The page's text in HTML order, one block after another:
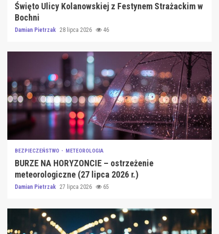
Święto Ulicy Kolanowskiej z Festynem Strażackim w
Bochni
Damian Pietrzak 28 lipca 2026 46
BEZPIECZEŃSTWO METEOROLOGIA
BURZE NA HORYZONCIE – ostrzeżenie
meteorologiczne (27 lipca 2026 r.)
Damian Pietrzak 27 lipca 2026 65